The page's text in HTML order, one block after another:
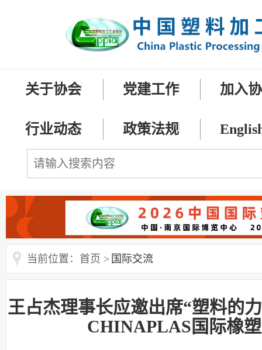
关于协会 党建工作 加入
行业动态 政策法规
当前位置：首页 > 国际交流
王占杰理事长应邀出席“塑料的
CHINAPLAS国际橡